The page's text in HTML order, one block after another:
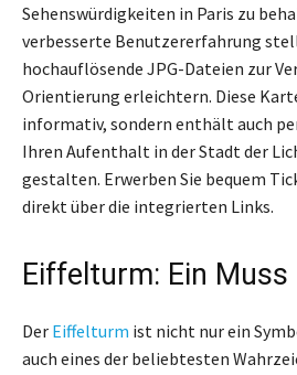
Sehenswürdigkeiten in Paris zu
verbesserte Benutzererfahrung
hochauflösende JPG-Dateien zur
Orientierung erleichtern. Diese
informativ, sondern enthält auch
Ihren Aufenthalt in der Stadt der
gestalten. Erwerben Sie bequem
direkt über die integrierten Links.
Eiffelturm: Ein Muss
Der Eiffelturm ist nicht nur ein
auch eines der beliebtesten